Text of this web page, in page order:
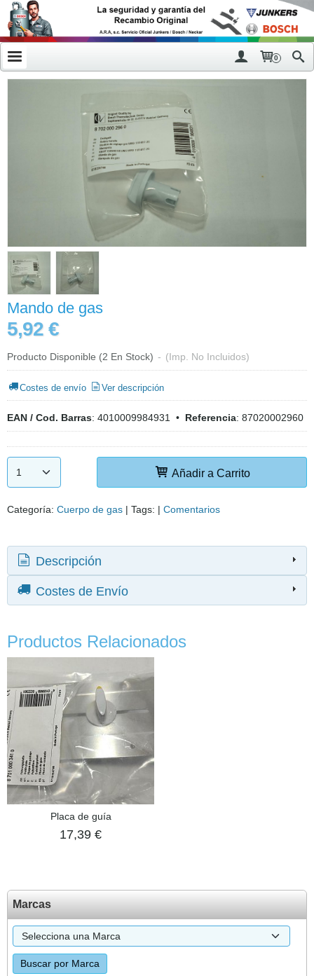
0
Marcas
Mando de gas
5,92 €
Producto Disponible (2 En Stock) - (Imp. No Incluidos)
Costes de envío Ver descripción
EAN / Cod. Barras: 4010009984931 • Referencia: 87020002960
Añadir a Carrito
Categoría: Cuerpo de gas | Tags: | Comentarios
Descripción
Costes de Envío
Productos Relacionados
Placa de guía
17,39 €